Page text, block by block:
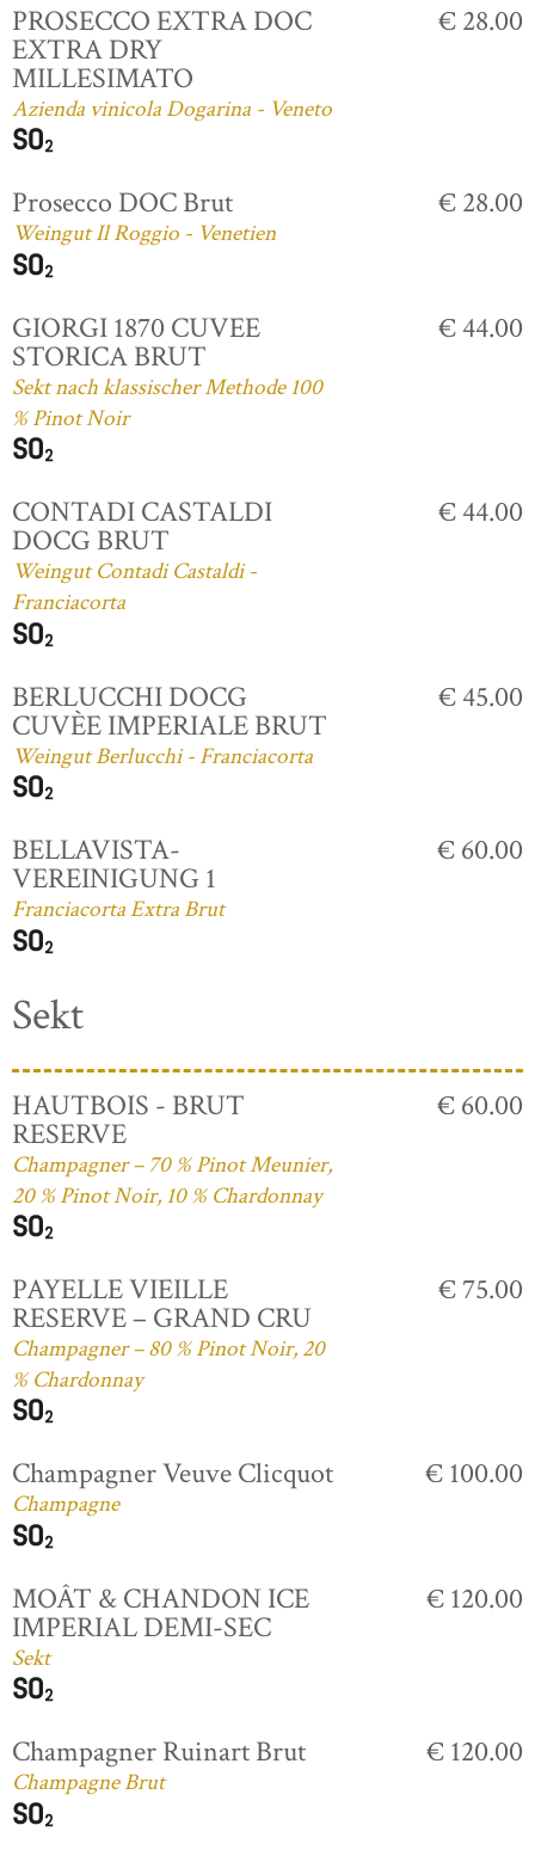
PROSECCO EXTRA DOC
EXTRA DRY
MILLESIMATO
Azienda vinicola Dogarina - Veneto
€ 28.00
Prosecco DOC Brut
Weingut Il Roggio - Venetien
€ 28.00
GIORGI 1870 CUVEE
STORICA BRUT
Sekt nach klassischer Methode 100
% Pinot Noir
€ 44.00
CONTADI CASTALDI
DOCG BRUT
Weingut Contadi Castaldi -
Franciacorta
€ 44.00
BERLUCCHI DOCG
CUVÈE IMPERIALE BRUT
Weingut Berlucchi - Franciacorta
€ 45.00
BELLAVISTA-
VEREINIGUNG 1
Franciacorta Extra Brut
€ 60.00
Sekt
HAUTBOIS - BRUT
RESERVE
Champagner – 70 % Pinot Meunier,
20 % Pinot Noir, 10 % Chardonnay
€ 60.00
PAYELLE VIEILLE
RESERVE – GRAND CRU
Champagner – 80 % Pinot Noir, 20
% Chardonnay
€ 75.00
Champagner Veuve Clicquot
Champagne
€ 100.00
MOÂT & CHANDON ICE
IMPERIAL DEMI-SEC
Sekt
€ 120.00
Champagner Ruinart Brut
Champagne Brut
€ 120.00